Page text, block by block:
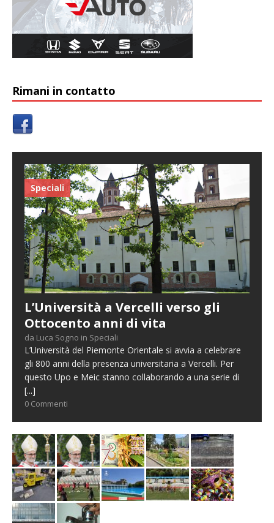
Rimani in contatto
Speciali
L’Università a Vercelli verso gli
Ottocento anni di vita
da Luca Sogno in Speciali
L’Università del Piemonte Orientale si avvia a celebrare
gli 800 anni della presenza universitaria a Vercelli. Per
questo Upo e Meic stanno collaborando a una serie di
[...]
0 Commenti